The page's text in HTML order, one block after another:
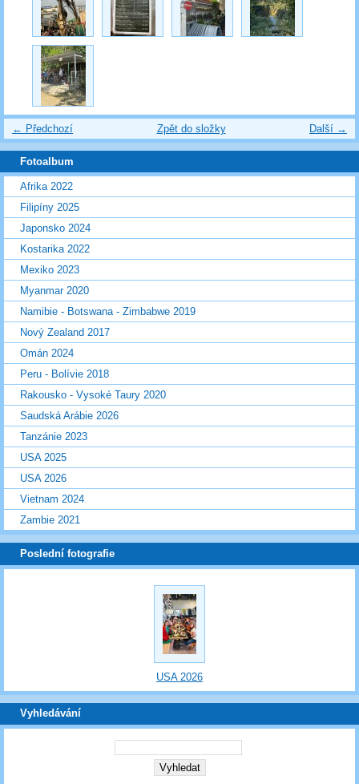
← Předchozí Další →
Zpět do složky
Fotoalbum
Afrika 2022
Filipíny 2025
Japonsko 2024
Kostarika 2022
Mexiko 2023
Myanmar 2020
Namibie - Botswana - Zimbabwe 2019
Nový Zealand 2017
Omán 2024
Peru - Bolívie 2018
Rakousko - Vysoké Taury 2020
Saudská Arábie 2026
Tanzánie 2023
USA 2025
USA 2026
Vietnam 2024
Zambie 2021
Poslední fotografie
USA 2026
Vyhledávání